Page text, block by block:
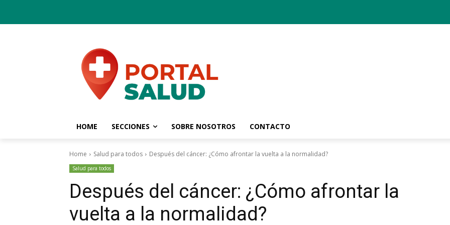
HOME SECCIONES SOBRE NOSOTROS CONTACTO
Home Salud para todos Después del cáncer: ¿Cómo afrontar la vuelta a la normalidad?
Salud para todos
Después del cáncer: ¿Cómo afrontar la
vuelta a la normalidad?